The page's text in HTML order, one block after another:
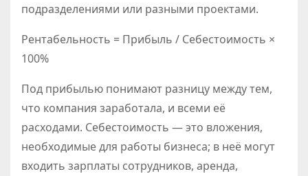
подразделениями или разными проектами.
Рентабельность = Прибыль / Себестоимость ×
100%
Под прибылью понимают разницу между тем,
что компания заработала, и всеми её
расходами. Себестоимость — это вложения,
необходимые для работы бизнеса; в неё могут
входить зарплаты сотрудников, аренда,